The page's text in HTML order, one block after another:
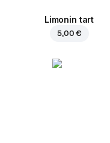
Limonin tart
5,00 €